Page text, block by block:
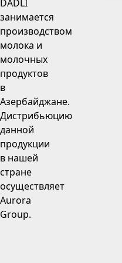
DADLI
занимается
производством
молока и
молочных
продуктов
в
Азербайджане.
Дистрибьюцию
данной
продукции
в нашей
стране
осуществляет
Aurora
Group.